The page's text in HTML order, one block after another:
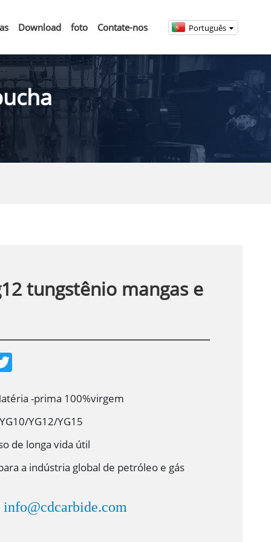
Download foto Contate-nos Português
tungstênio mangas e
T
w
t
e
r
-prima 100%virgem
YG12/YG15
de longa vida útil
a indústria global de petróleo e gás
info@cdcarbide.com